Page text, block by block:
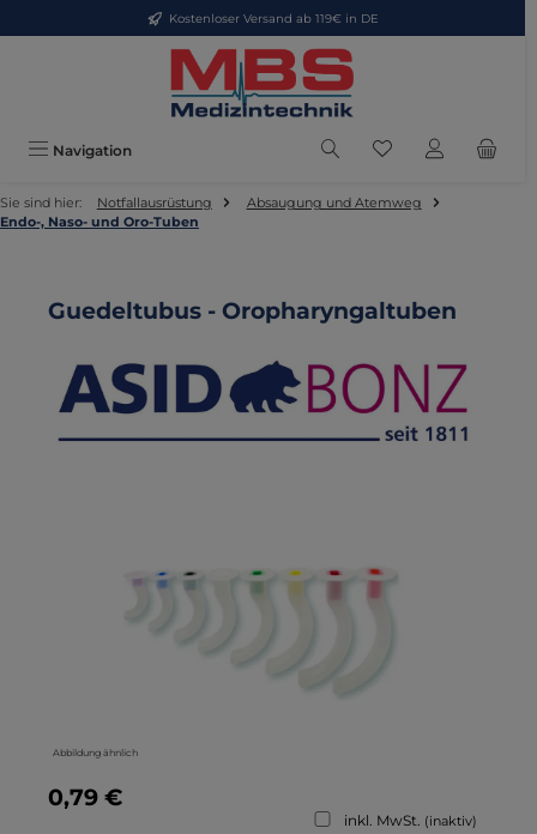
Zum Hauptinhalt springenKostenloser Versand ab 119€ in DE
Navigation Du hast 0
Sie sind hier: Notfallausrüstung
Absaugung und Atemweg
Endo-, Naso- und Oro-Tuben
Guedeltubus - Oropharyngaltuben
Abbildung ähnlich
Regulärer Preis:
0,79 €
inkl. MwSt. (inaktiv)